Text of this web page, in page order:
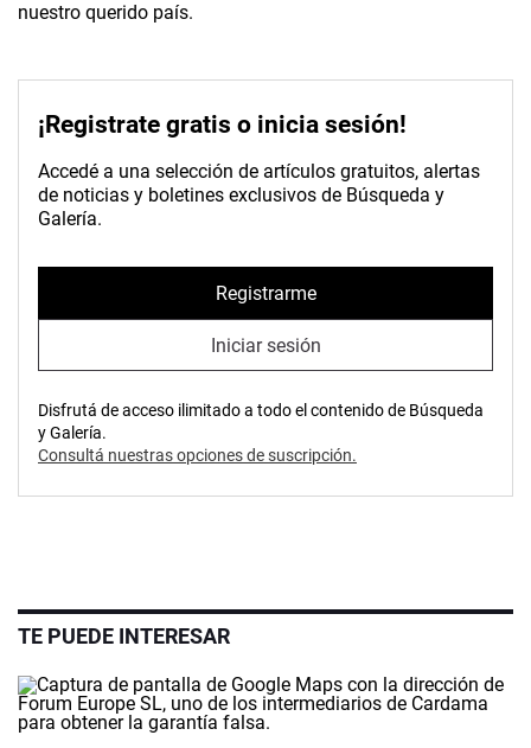
nuestro querido país.
¡Registrate gratis o inicia sesión!
Accedé a una selección de artículos gratuitos, alertas
de noticias y boletines exclusivos de Búsqueda y
Galería.
Registrarme
Iniciar sesión
Disfrutá de acceso ilimitado a todo el contenido de Búsqueda
y Galería.
Consultá nuestras opciones de suscripción.
TE PUEDE INTERESAR